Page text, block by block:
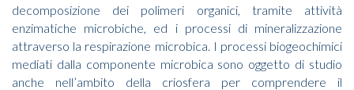
decomposizione dei polimeri organici, tramite attività
enzimatiche microbiche, ed i processi di mineralizzazione
attraverso la respirazione microbica. I processi biogeochimici
mediati dalla componente microbica sono oggetto di studio
anche nell’ambito della criosfera per comprendere il